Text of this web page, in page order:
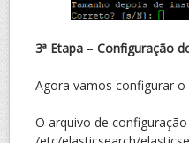
3ª Etapa – Configuração
Agora vamos configurar o
O arquivo de